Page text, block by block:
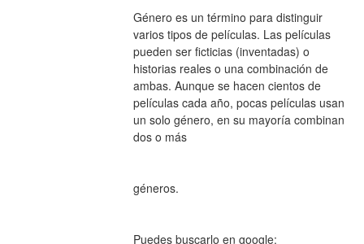
Género es un término para distinguir
varios tipos de películas. Las películas
pueden ser ficticias (inventadas) o
historias reales o una combinación de
ambas. Aunque se hacen cientos de
películas cada año, pocas películas usan
un solo género, en su mayoría combinan
dos o más
géneros.
Puedes buscarlo en google: